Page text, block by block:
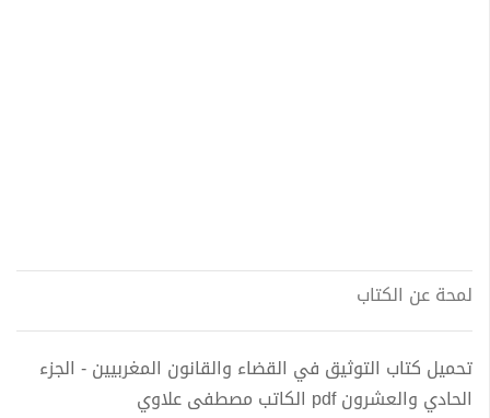
لمحة عن الكتاب
تحميل كتاب التوثيق في القضاء والقانون المغربيين - الجزء
الحادي والعشرون pdf الكاتب مصطفى علاوي